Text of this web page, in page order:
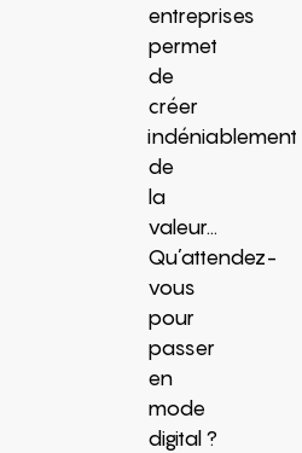
entreprises
permet
de
créer
indéniablement
de
la
valeur…
Qu’attendez-
vous
pour
passer
en
mode
digital ?